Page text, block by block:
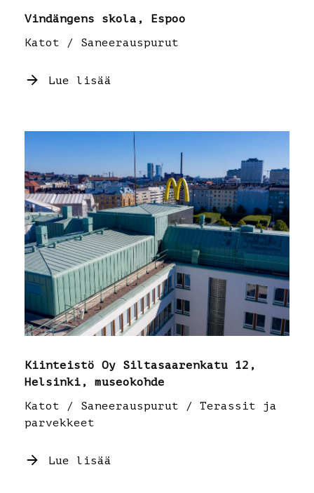
Vindängens skola, Espoo
Katot / Saneerauspurut
Lue lisää
Kiinteistö Oy Siltasaarenkatu 12,
Helsinki, museokohde
Katot / Saneerauspurut / Terassit ja
parvekkeet
Lue lisää